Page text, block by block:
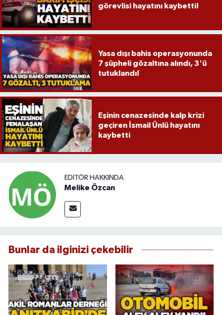
görevlisi hayatını kaybetti!
Yasa dışı bahis operasyonunda
7 şüpheli gözaltına alındı, 3'ü
tutuklandı!
Eşinin cenazesinde kalp krizi
geçiren İsmail Ünlü hayatını
kaybetti
EDITÖR HAKKINDA
Melike Özcan
Bunlar da ilginizi çekebilir